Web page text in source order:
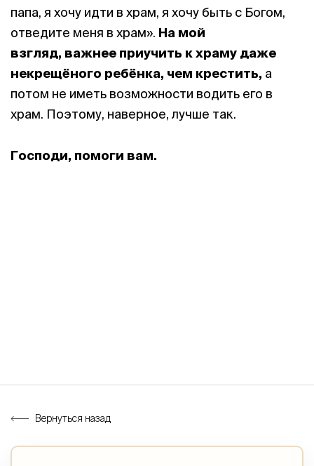
папа, я хочу идти в храм, я хочу быть с Богом,
отведите меня в храм». На мой
взгляд, важнее приучить к храму даже
некрещёного ребёнка, чем крестить, а
потом не иметь возможности водить его в
храм. Поэтому, наверное, лучше так.
Господи, помоги вам.
Вернуться назад